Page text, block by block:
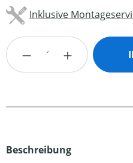
Inklusive
Produkt Anzahl:
Beschreibung